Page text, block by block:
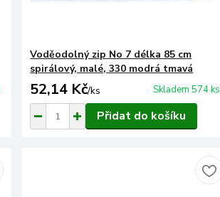
Voděodolný zip No 7 délka 85 cm
spirálový, malé, 330 modrá tmavá
52,14 Kč/ks Skladem 574 ks
Přidat do košíku